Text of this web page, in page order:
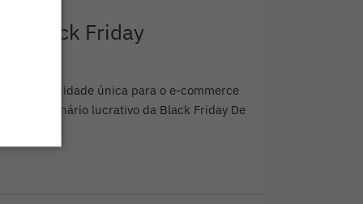
Black Friday
oportunidade única para o e-commerce
O cenário lucrativo da Black Friday De